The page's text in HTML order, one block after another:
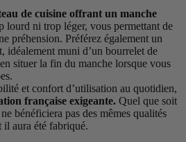
de cuisine offrant un manche
lourd ni trop léger, vous permettant de
préhension. Préférez également un
idéalement muni d’un bourrelet de
situer la fin du manche lorsque vous
et confort d’utilisation au quotidien,
française exigeante. Quel que soit
bénéficiera pas des mêmes qualités
il aura été fabriqué.